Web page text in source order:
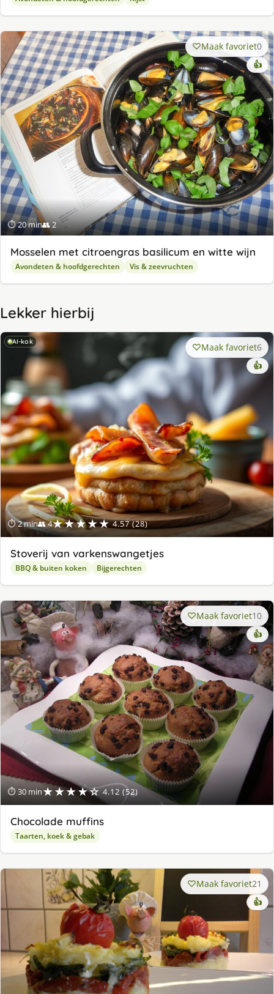
⏱ 20 min👥 2
Maak favoriet0
👍
Mosselen met citroengras basilicum en witte wijn
Avondeten & hoofdgerechten Vis & zeevruchten
Lekker hierbij
AI-kok
⏱ 2 min👥 4★★★★★ 4.57 (28)
Maak favoriet6
👍
Stoverij van varkenswangetjes
BBQ & buiten koken Bijgerechten
⏱ 30 min★★★★☆ 4.12 (52)
Maak favoriet10
👍
Chocolade muffins
Taarten, koek & gebak
Maak favoriet21
👍